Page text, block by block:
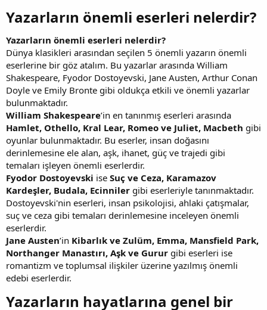
Yazarların önemli eserleri nelerdir?​
Yazarların önemli eserleri nelerdir?
Dünya klasikleri arasından seçilen 5 önemli yazarın önemli
eserlerine bir göz atalım. Bu yazarlar arasında William
Shakespeare, Fyodor Dostoyevski, Jane Austen, Arthur Conan
Doyle ve Emily Bronte gibi oldukça etkili ve önemli yazarlar
bulunmaktadır.
William Shakespeare’in en tanınmış eserleri arasında
Hamlet, Othello, Kral Lear, Romeo ve Juliet, Macbeth gibi
oyunlar bulunmaktadır. Bu eserler, insan doğasını
derinlemesine ele alan, aşk, ihanet, güç ve trajedi gibi
temaları işleyen önemli eserlerdir.
Fyodor Dostoyevski ise Suç ve Ceza, Karamazov
Kardeşler, Budala, Ecinniler gibi eserleriyle tanınmaktadır.
Dostoyevski'nin eserleri, insan psikolojisi, ahlaki çatışmalar,
suç ve ceza gibi temaları derinlemesine inceleyen önemli
eserlerdir.
Jane Austen’in Kibarlık ve Zulüm, Emma, Mansfield Park,
Northanger Manastırı, Aşk ve Gurur gibi eserleri ise
romantizm ve toplumsal ilişkiler üzerine yazılmış önemli
edebi eserlerdir.
Yazarların hayatlarına genel bir